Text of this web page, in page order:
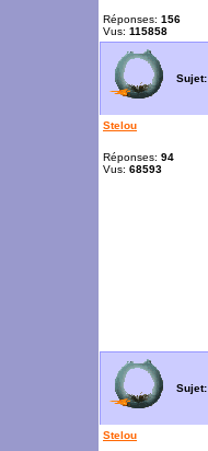
Réponses: 156
Vus: 115858
Sujet:
Stelou
Réponses: 94
Vus: 68593
Sujet:
Stelou